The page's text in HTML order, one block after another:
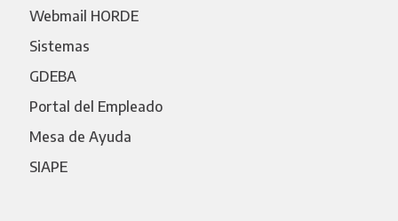
Webmail HORDE
Sistemas
GDEBA
Portal del Empleado
Mesa de Ayuda
SIAPE